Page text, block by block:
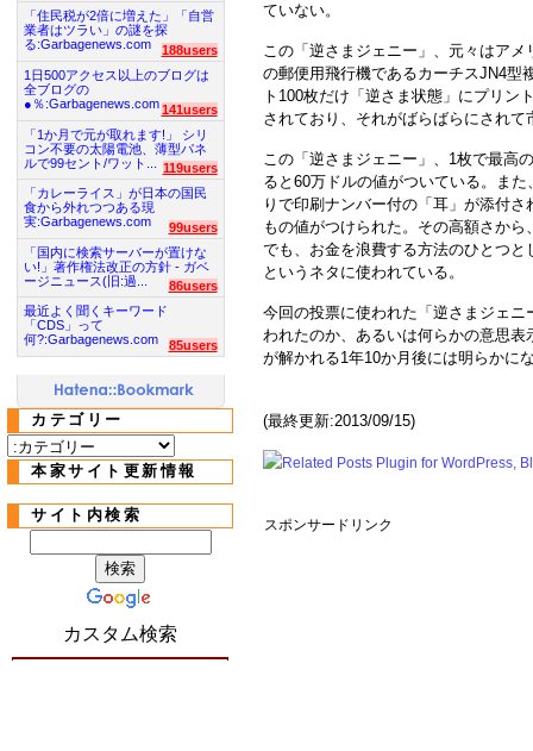
ていない。
この「逆さまジェニー」、元々はア
の郵便用飛行機であるカーチスJN4型
ト100枚だけ「逆さま状態」にプリン
されており、それがばらばらにされて
この「逆さまジェニー」、1枚で最高
ると60万ドルの値がついている。ま
りで印刷ナンバー付の「耳」が添付
もの値がつけられた。その高額さか
でも、お金を浪費する方法のひとつ
というネタに使われている。
今回の投票に使われた「逆さまジェ
われたのか、あるいは何らかの意思
が解かれる1年10か月後には明らかに
(最終更新:2013/09/15)
スポンサードリンク
「住民税が2倍に増えた」「自営
業者はツラい」の謎を探
る:Garbagenews.com
188users
1日500アクセス以上のブログは
全ブログの
●％:Garbagenews.com 141users
「1か月で元が取れます!」 シリ
コン不要の太陽電池、薄型パネ
ルで99セント/ワット...
119users
「カレーライス」が日本の国民
食から外れつつある現
実:Garbagenews.com
99users
「国内に検索サーバーが置けな
い!」著作権法改正の方針 - ガベ
ージニュース(旧:過...
86users
最近よく聞くキーワード
「CDS」って
何?:Garbagenews.com
85users
カテゴリー
本家サイト更新情報
サイト内検索
カスタム検索